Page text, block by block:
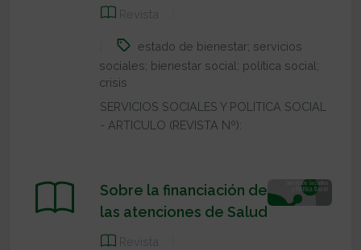
Revista
estado de bienestar; servicios
sociales; bienestar social; política social;
crisis
SERVICIOS SOCIALES Y POLITICA SOCIAL
- ARTICULO (REVISTA Nº):
Sobre la financiación de
las atenciones de Salud
Revista